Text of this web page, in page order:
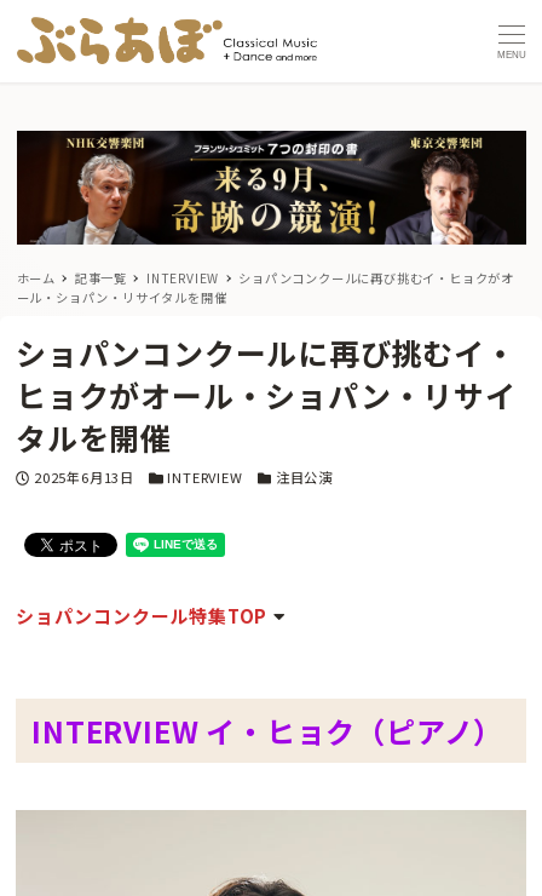
MENU
ホーム 記事一覧 INTERVIEW
ショパンコンクールに再び挑むイ・ヒョクがオ
ール・ショパン・リサイタルを開催
ショパンコンクールに再び挑むイ・
ヒョクがオール・ショパン・リサイ
タルを開催
投稿日
2025年6月13日 カテゴリー
INTERVIEW カテゴリー
注目公演
ショパンコンクール特集TOP
INTERVIEW イ・ヒョク（ピアノ）